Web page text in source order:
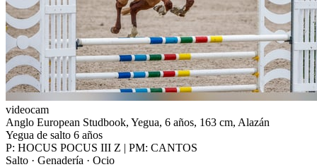
videocam
Anglo European Studbook, Yegua, 6 años, 163 cm, Alazán
Yegua de salto 6 años
P: HOCUS POCUS III Z | PM: CANTOS
Salto · Genadería · Ocio